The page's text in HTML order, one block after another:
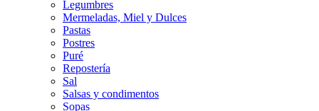
Legumbres
Mermeladas, Miel y Dulces
Pastas
Postres
Puré
Repostería
Sal
Salsas y condimentos
Sopas